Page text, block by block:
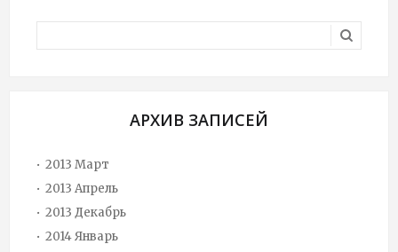
АРХИВ ЗАПИСЕЙ
2013 Март
2013 Апрель
2013 Декабрь
2014 Январь